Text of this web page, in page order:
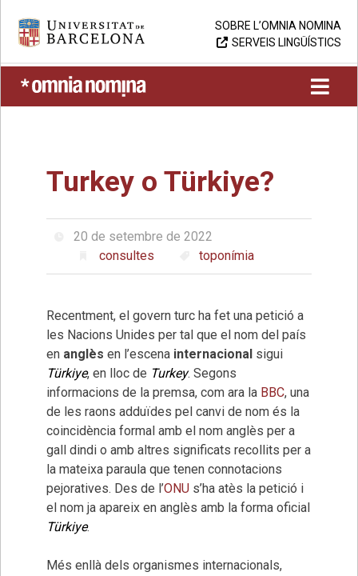
content
Universitat de Barcelona
SOBRE L’OMNIA NOMINA
SERVEIS LINGÜÍSTICS
UB > Omnia nomina
Turkey o Türkiye?
20 de setembre de 2022
consultes
toponímia
Recentment, el govern turc ha fet una petició a
les Nacions Unides per tal que el nom del país
en anglès en l’escena internacional sigui
Türkiye, en lloc de Turkey. Segons
informacions de la premsa, com ara la BBC, una
de les raons adduïdes pel canvi de nom és la
coincidència formal amb el nom anglès per a
gall dindi o amb altres significats recollits per a
la mateixa paraula que tenen connotacions
pejoratives. Des de l’ONU s’ha atès la petició i
el nom ja apareix en anglès amb la forma oficial
Türkiye.
Més enllà dels organismes internacionals,